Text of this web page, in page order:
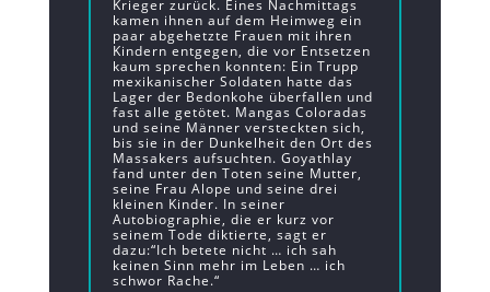
Krieger zurück. Eines Nachmittags
kamen ihnen auf dem Heimweg ein
paar abgehetzte Frauen mit ihren
Kindern entgegen, die vor Entsetzen
kaum sprechen konnten: Ein Trupp
mexikanischer Soldaten hatte das
Lager der Bedonkohe überfallen und
fast alle getötet. Mangas Coloradas
und seine Männer versteckten sich,
bis sie in der Dunkelheit den Ort des
Massakers aufsuchten. Goyathlay
fand unter den Toten seine Mutter,
seine Frau Alope und seine drei
kleinen Kinder. In seiner
Autobiographie, die er kurz vor
seinem Tode diktierte, sagt er
dazu:“Ich betete nicht … ich sah
keinen Sinn mehr im Leben … ich
schwor Rache.“